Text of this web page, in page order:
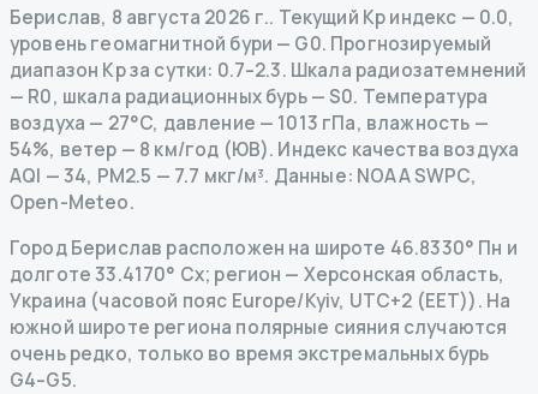
Берислав, 8 августа 2026 г.. Текущий Kp индекс — 0.0,
уровень геомагнитной бури — G0. Прогнозируемый
диапазон Kp за сутки: 0.7–2.3. Шкала радиозатемнений
— R0, шкала радиационных бурь— S0. Температура
воздуха — 27°C, давление — 1013 гПа, влажность —
54%, ветер — 8 км/год (ЮВ). Индекс качества воздуха
AQI — 34, PM2.5 — 7.7 мкг/м³. Данные: NOAA SWPC,
Open-Meteo.
Город Берислав расположен на широте 46.8330° Пн и
долготе 33.4170° Сх; регион — Херсонская область,
Украина (часовой пояс Europe/Kyiv, UTC+2 (EET)). На
южной широте региона полярные сияния случаются
очень редко, только во время экстремальных бурь
G4–G5.